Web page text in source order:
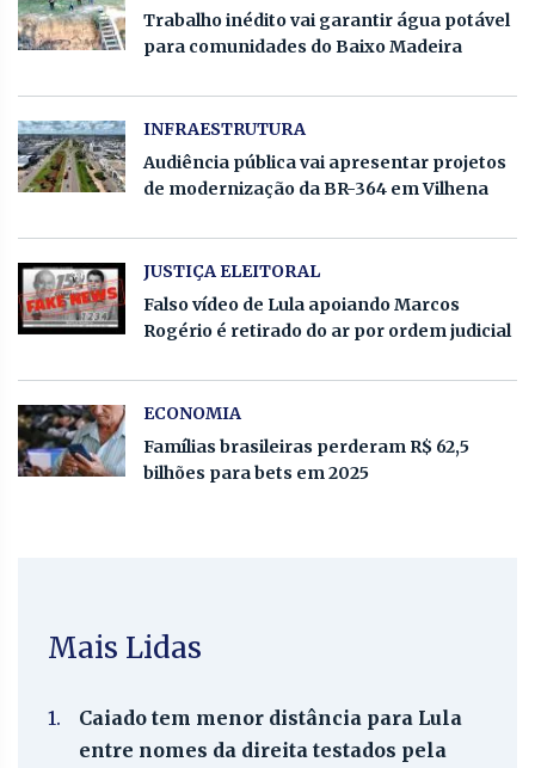
Trabalho inédito vai garantir água potável
para comunidades do Baixo Madeira
INFRAESTRUTURA
Audiência pública vai apresentar projetos
de modernização da BR-364 em Vilhena
JUSTIÇA ELEITORAL
Falso vídeo de Lula apoiando Marcos
Rogério é retirado do ar por ordem judicial
ECONOMIA
Famílias brasileiras perderam R$ 62,5
bilhões para bets em 2025
Mais Lidas
1.
Caiado tem menor distância para Lula
entre nomes da direita testados pela